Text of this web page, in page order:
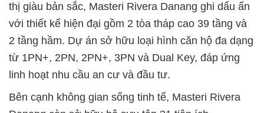
thị giàu bản sắc, Masteri Rivera Danang ghi dấu ấn
với thiết kế hiện đại gồm 2 tòa tháp cao 39 tầng và
2 tầng hầm. Dự án sở hữu loại hình căn hộ đa dạng
từ 1PN+, 2PN, 2PN+, 3PN và Dual Key, đáp ứng
linh hoạt nhu cầu an cư và đầu tư.
Bên cạnh không gian sống tinh tế, Masteri Rivera